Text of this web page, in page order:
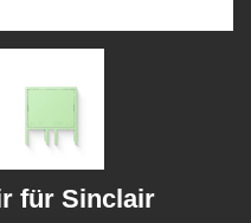
für Sinclair